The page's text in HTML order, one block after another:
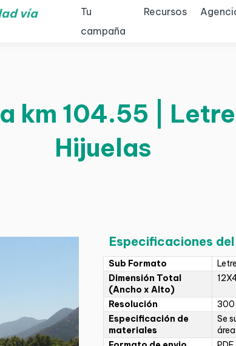
vía
Tu
campaña
Recursos
km 104.55 |
Hijuelas
Especificaciones
Sub Formato
Dimensión Total
(Ancho x Alto)
Resolución
300
Especificación de
materiales
Se